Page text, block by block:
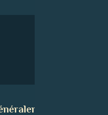
: